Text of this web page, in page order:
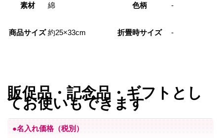
素材 綿 色柄 -
商品サイズ 約25×33cm 折畳時サイズ -
販促品・記念品・ギフトとし
てお使いもできます
●名入れ価格（税別）